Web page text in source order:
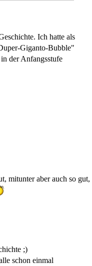
Ich hatte als
Giganto-Bubble"
der Anfangsstufe
mitunter aber auch so
;)
schon einmal